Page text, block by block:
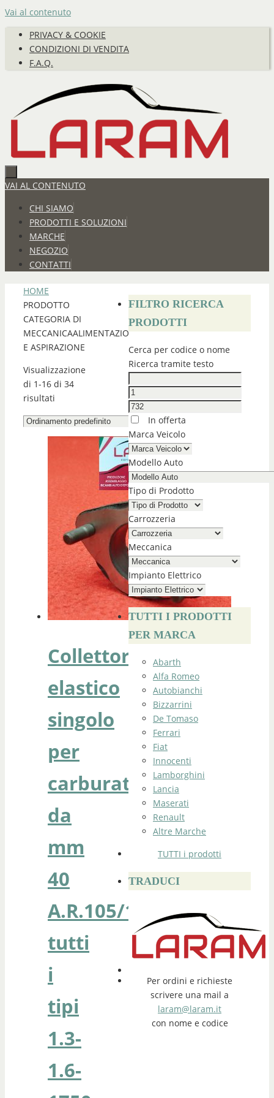
Vai al contenuto
PRIVACY & COOKIE
CONDIZIONI DI VENDITA
F.A.Q.
VAI AL CONTENUTO
CHI SIAMO
PRODOTTI E SOLUZIONI
MARCHE
NEGOZIO
CONTATTI
HOME
PRODOTTO
CATEGORIA DI
MECCANICAALIMENTAZIONE
E ASPIRAZIONE
Visualizzazione
di 1-16 di 34
risultati
Collettore
elastico
singolo
per
carburatori
da
mm
40
A.R.105/115/116
tutti
i
tipi
1.3-
1.6-
FILTRO RICERCA
PRODOTTI
Cerca per codice o nome
Ricerca tramite testo
In offerta
Marca Veicolo
Modello Auto
Tipo di Prodotto
Carrozzeria
Meccanica
Impianto Elettrico
TUTTI I PRODOTTI
PER MARCA
Abarth
Alfa Romeo
Autobianchi
Bizzarrini
De Tomaso
Ferrari
Fiat
Innocenti
Lamborghini
Lancia
Maserati
Renault
Altre Marche
TUTTI i prodotti
TRADUCI
Per ordini e richieste
scrivere una mail a
laram@laram.it
con nome e codice